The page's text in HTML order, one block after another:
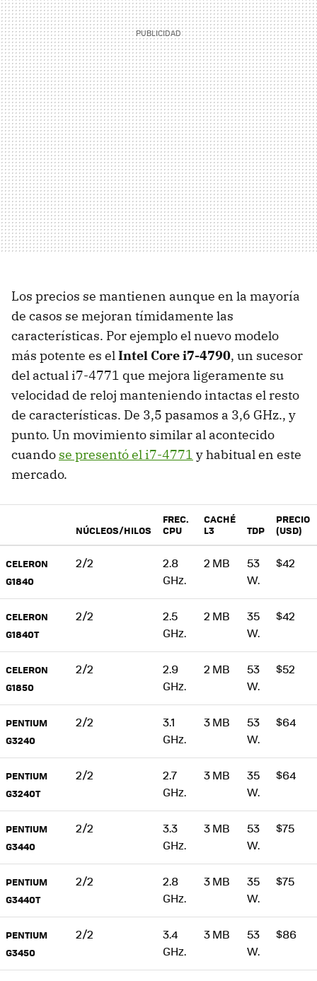
Los precios se mantienen aunque en la mayoría
de casos se mejoran tímidamente las
características. Por ejemplo el nuevo modelo
más potente es el Intel Core i7-4790, un sucesor
del actual i7-4771 que mejora ligeramente su
velocidad de reloj manteniendo intactas el resto
de características. De 3,5 pasamos a 3,6 GHz., y
punto. Un movimiento similar al acontecido
cuando se presentó el i7-4771 y habitual en este
mercado.
NÚCLEOS/HILOS
FREC.
CPU
CACHÉ
L3
TDP
PRECIO
(USD)
CELERON
G1840
2/2
2.8
GHz.
2 MB
53
W.
$42
CELERON
G1840T
2/2
2.5
GHz.
2 MB
35
W.
$42
CELERON
G1850
2/2
2.9
GHz.
2 MB
53
W.
$52
PENTIUM
G3240
2/2
3.1
GHz.
3 MB
53
W.
$64
PENTIUM
G3240T
2/2
2.7
GHz.
3 MB
35
W.
$64
PENTIUM
G3440
2/2
3.3
GHz.
3 MB
53
W.
$75
PENTIUM
G3440T
2/2
2.8
GHz.
3 MB
35
W.
$75
PENTIUM
G3450
2/2
3.4
GHz.
3 MB
53
W.
$86